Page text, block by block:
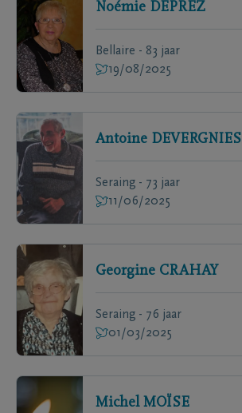
Noémie DEPREZ
Bellaire - 83 jaar
19/08/2025
Antoine DEVERGNIES
Seraing - 73 jaar
11/06/2025
Georgine CRAHAY
Seraing - 76 jaar
01/03/2025
Michel MOÏSE